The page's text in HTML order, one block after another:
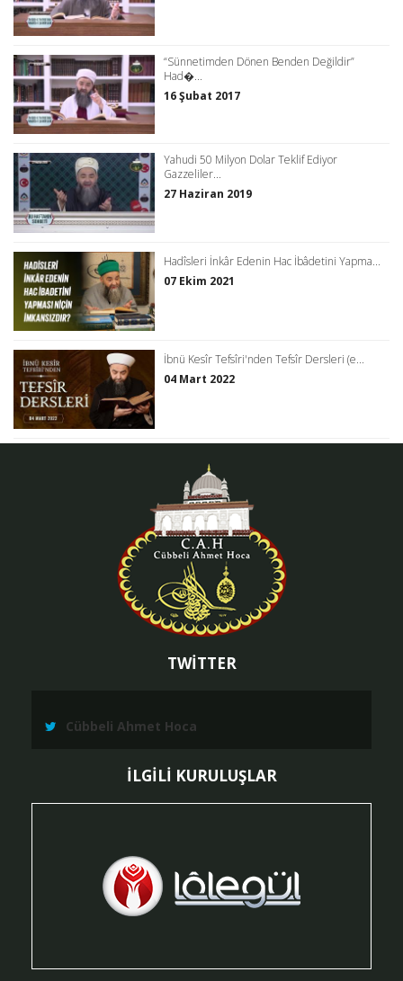
“Sünnetimden Dönen Benden Değildir”
Had�...
16 Şubat 2017
Yahudi 50 Milyon Dolar Teklif Ediyor
Gazzeliler...
27 Haziran 2019
Hadîsleri İnkâr Edenin Hac İbâdetini Yapma...
07 Ekim 2021
İbnü Kesîr Tefsîri'nden Tefsîr Dersleri (e...
04 Mart 2022
TWİTTER
Cübbeli Ahmet Hoca
İLGİLİ KURULUŞLAR